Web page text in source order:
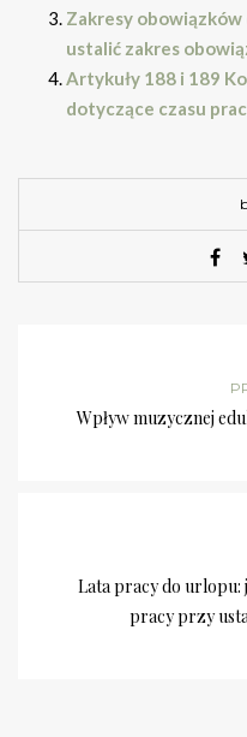
Zakresy
ustalić zakres
Artykuły 188 i 189
dotyczące czasu
Wpływ muzycznej
Lata pracy do urlopu:
pracy przy